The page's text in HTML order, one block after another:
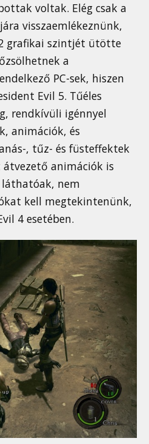
voltak. Elég csak a
visszaemlékeznünk,
grafikai szintjét ütötte
a
PC-sek, hiszen
Evil 5. Tűéles
rendkívüli igénnyel
animációk, és
, tűz- és füsteffektek
animációk is
nem
kell megtekintenünk,
4 esetében.